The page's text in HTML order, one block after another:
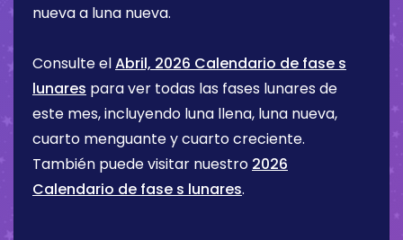
nueva a luna nueva.
Consulte elAbril, 2026 Calendario de fase s
lunares para ver todas las fases lunares de
este mes, incluyendo luna llena, luna nueva,
cuarto menguante y cuarto creciente.
También puede visitar nuestro 2026
Calendario de fase s lunares.